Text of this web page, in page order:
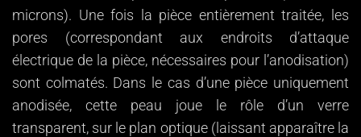
microns). Une fois la pièce entièrement traitée, les
pores (correspondant aux endroits d’attaque
électrique de la pièce, nécessaires pour l’anodisation)
sont colmatés. Dans le cas d’une pièce uniquement
anodisée, cette peau joue le rôle d’un verre
transparent, sur le plan optique (laissant apparaître la